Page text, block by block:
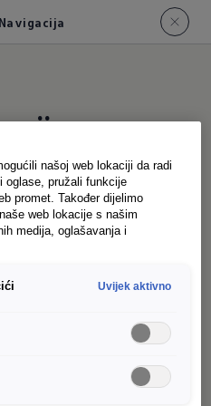
u stilu tableta:
32,8 cm (12,9-
ne samo da vam
Air Care Climatronica.
sistemom, oni
Digitalni radio
našoj web lokaciji da radi
oglase, pružali funkcije
promet. Također dijelimo
web lokacije s našim
medija, oglašavanja i
Uvijek aktivno